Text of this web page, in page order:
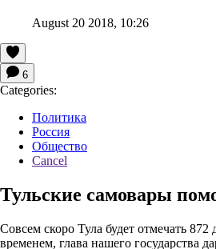
August 20 2018, 10:26
6
Categories:
Политика
Россия
Общество
Cancel
Тульские самовары
Совсем скоро Тула будет отмечать
временем, глава нашего государства